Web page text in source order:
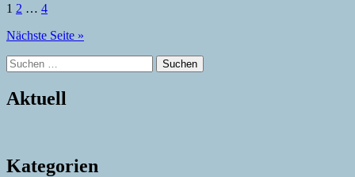
Seitennummerierung
der
Beiträge
1 2 … 4
Nächste Seite »
Suchen
nach:
Aktuell
Kategorien